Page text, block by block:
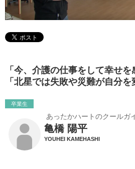
「今、介護の仕事をして幸せを
「北星では失敗や災難が自分を
卒業生
あったかハートのクールガ
亀橋 陽平
YOUHEI KAMEHASHI